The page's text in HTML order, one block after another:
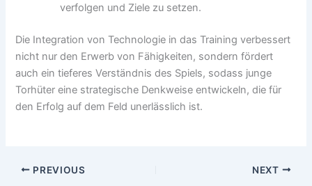
verfolgen und Ziele zu setzen.
Die Integration von Technologie in das Training verbessert
nicht nur den Erwerb von Fähigkeiten, sondern fördert
auch ein tieferes Verständnis des Spiels, sodass junge
Torhüter eine strategische Denkweise entwickeln, die für
den Erfolg auf dem Feld unerlässlich ist.
PREVIOUS NEXT